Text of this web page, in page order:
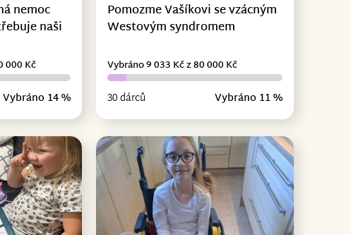
nemoc
naši
Vybráno 14 %
000 Kč
Pomozme Vašíkovi se vzácným
Westovým syndromem
30 dárců Vybráno 11 %
Vybráno 9 033 Kč z 80 000 Kč